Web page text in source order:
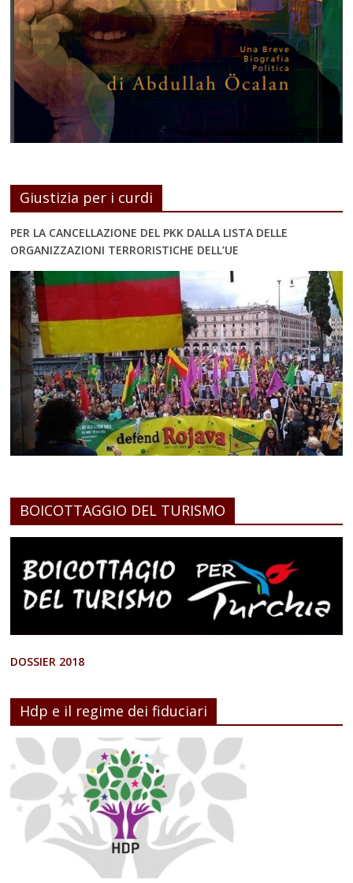
Giustizia per i curdi
PER LA CANCELLAZIONE DEL PKK DALLA LISTA DELLE
ORGANIZZAZIONI TERRORISTICHE DELL’UE
BOICOTTAGGIO DEL TURISMO
DOSSIER 2018
Hdp e il regime dei fiduciari